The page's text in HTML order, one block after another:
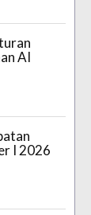
AI
I 2026